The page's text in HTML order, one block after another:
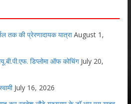
तक की प्रेरणादायक यात्रा August 1,
डिप्लोमा ऑफ कोचिंग July 20,
July 16, 2026